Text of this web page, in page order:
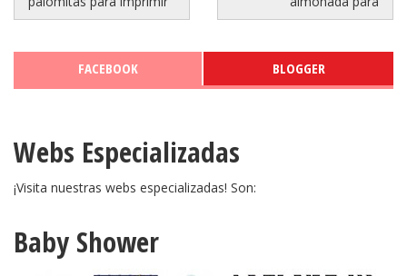
FACEBOOK BLOGGER
Webs Especializadas
¡Visita nuestras webs especializadas! Son:
Baby Shower